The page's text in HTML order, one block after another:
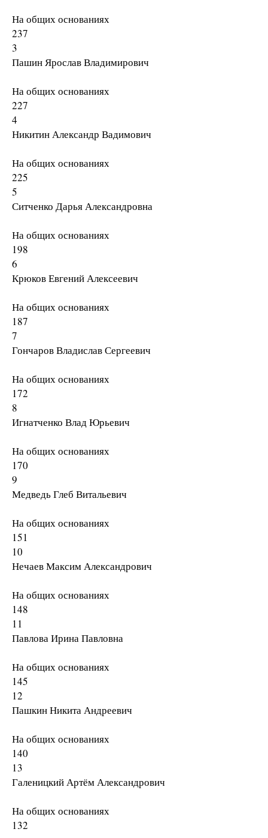
На общих основаниях
237
3
Пашин Ярослав Владимирович
На общих основаниях
227
4
Никитин Александр Вадимович
На общих основаниях
225
5
Ситченко Дарья Александровна
На общих основаниях
198
6
Крюков Евгений Алексеевич
На общих основаниях
187
7
Гончаров Владислав Сергеевич
На общих основаниях
172
8
Игнатченко Влад Юрьевич
На общих основаниях
170
9
Медведь Глеб Витальевич
На общих основаниях
151
10
Нечаев Максим Александрович
На общих основаниях
148
11
Павлова Ирина Павловна
На общих основаниях
145
12
Пашкин Никита Андреевич
На общих основаниях
140
13
Галеницкий Артём Александрович
На общих основаниях
132